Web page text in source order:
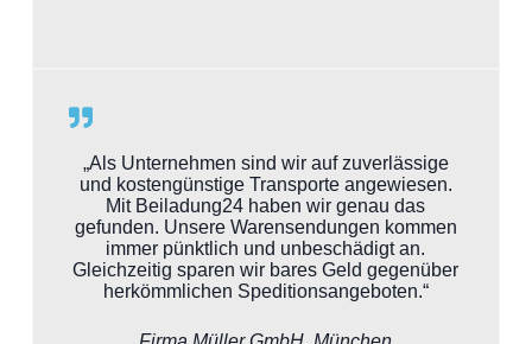
„Als Unternehmen sind wir auf zuverlässige
und kostengünstige Transporte angewiesen.
Mit Beiladung24 haben wir genau das
gefunden. Unsere Warensendungen kommen
immer pünktlich und unbeschädigt an.
Gleichzeitig sparen wir bares Geld gegenüber
herkömmlichen Speditionsangeboten.“